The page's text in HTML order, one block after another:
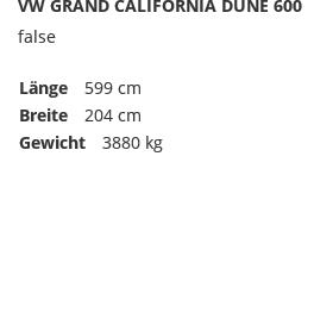
VW GRAND CALIFORNIA DUNE 600
false
Länge
599 cm
Breite
204 cm
Gewicht
3880 kg